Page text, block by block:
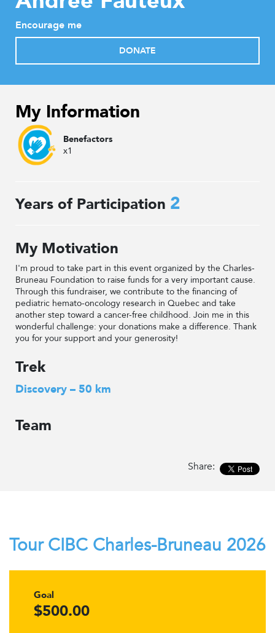
Encourage me
DONATE
My Information
Benefactors
x1
Years of Participation 2
My Motivation
I'm proud to take part in this event organized by the Charles-
Bruneau Foundation to raise funds for a very important cause.
Through this fundraiser, we contribute to the financing of
pediatric hemato-oncology research in Quebec and take
another step toward a cancer-free childhood. Join me in this
wonderful challenge: your donations make a difference. Thank
you for your support and your generosity!
Trek
Discovery – 50 km
Team
Share:
Tour CIBC Charles-Bruneau 2026
Goal
$500.00